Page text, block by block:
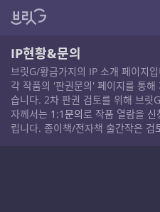
IP현황&문의
브릿G/황금가지의 IP 소개 페이지
각 작품의 '판권문의' 페이지를 통
습니다. 2차 판권 검토를 위해 브릿
자께서는 1:1문의로 작품 열람을 신
립니다. 종이책/전자책 출간작은